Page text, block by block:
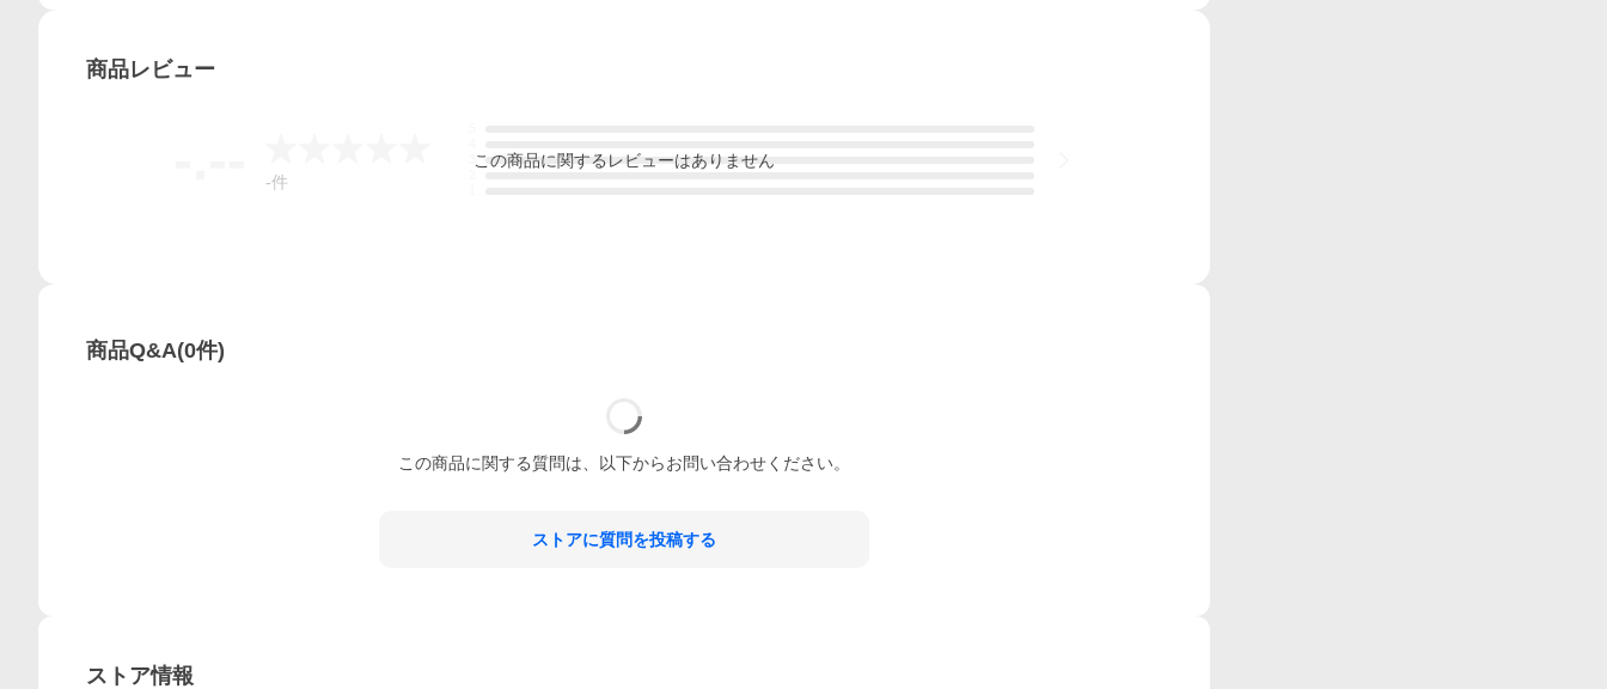
商品レビュー
-件
この商品に関するレビューはありません
商品Q&A(0件)
この商品に関する質問は、以下からお問い合わせください。
ストアに質問を投稿する
ストア情報